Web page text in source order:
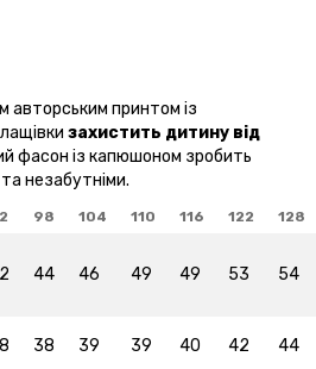
авторським принтом із
захистить дитину від
фасон із капюшоном зробить
незабутніми.
98 104 110 116 122 128
44 46 49 49 53 54
38 39 39 40 42 44